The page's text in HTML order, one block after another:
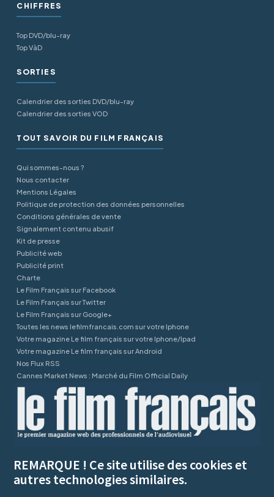
CHIFFRES
Top DVD/blu-ray
Top VàD
SORTIES
Calendrier des sorties DVD/blu-ray
Calendrier des sorties VOD
TOUT SAVOIR DU FILM FRANÇAIS
Qui sommes-nous ?
Nous contacter
Mentions Légales
Politique de protection des données personnelles
Conditions générales de vente
Signalement contenu abusif
Kit de presse
Publicité web
Publicité print
Charte
Le Film Français sur Facebook
Le Film Français sur Twitter
Le Film Français sur Google+
Toutes les news lefilmfrancais.com sur votre Iphone
Votre magazine Le film français sur votre Iphone/Ipad
Votre magazine Le film français sur Android
Nos Flux RSS
Cannes Market News : Marché du Film Official Daily
REMARQUE ! Ce site utilise des cookies et
autres technologies similaires.